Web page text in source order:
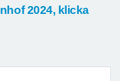
2024, klicka